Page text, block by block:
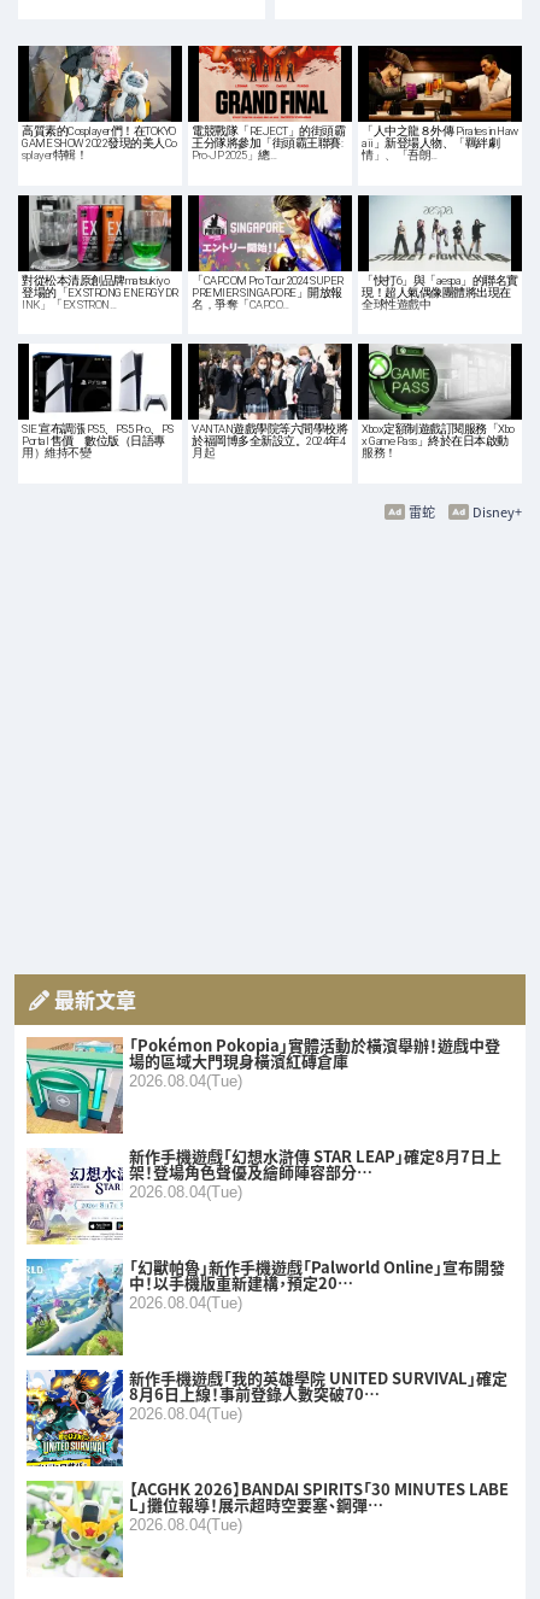
高質素的Cosplayer們！在TOKYO
GAME SHOW 2022發現的美人Co
splayer特輯！
電競戰隊「REJECT」的街頭霸
王分隊將參加「街頭霸王聯賽:
Pro-JP 2025」總…
「人中之龍８外傳 Pirates in Haw
aii」新登場人物、「羈絆劇
情」、「吾朗…
對從松本清原創品牌matsukiyo
登場的「EX STRONG ENERGY DR
INK」「EX STRON…
「CAPCOM Pro Tour 2024 SUPER
PREMIER SINGAPORE」開放報
名，爭奪「CAPCO…
「快打6」與「aespa」的聯名實
現！超人氣偶像團體將出現在
全球性遊戲中
SIE 宣布調漲 PS5、PS5 Pro、PS
Portal 售價 數位版（日語專
用）維持不變
VANTAN遊戲學院等六間學校將
於福岡博多全新設立。2024年4
月起
Xbox定額制遊戲訂閱服務「Xbo
x Game Pass」終於在日本啟動
服務！
Disney+
雷蛇
最新文章
「Pokémon Pokopia」實體活動於橫濱舉辦！遊戲中登
場的區域大門現身橫濱紅磚倉庫
2026.08.04(Tue)
新作手機遊戲「幻想水滸傳 STAR LEAP」確定8月7日上
架！登場角色聲優及繪師陣容部分…
2026.08.04(Tue)
「幻獸帕魯」新作手機遊戲「Palworld Online」宣布開發
中！以手機版重新建構，預定20…
2026.08.04(Tue)
新作手機遊戲「我的英雄學院 UNITED SURVIVAL」確定
8月6日上線！事前登錄人數突破70…
2026.08.04(Tue)
【ACGHK 2026】BANDAI SPIRITS「30 MINUTES LABE
L」攤位報導！展示超時空要塞、鋼彈…
2026.08.04(Tue)